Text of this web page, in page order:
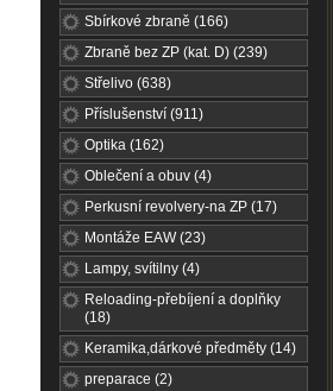
Sbírkové zbraně (166)
Zbraně bez ZP (kat. D) (239)
Střelivo (638)
Příslušenství (911)
Optika (162)
Oblečení a obuv (4)
Perkusní revolvery-na ZP (17)
Montáže EAW (23)
Lampy, svítilny (4)
Reloading-přebíjení a doplňky
(18)
Keramika,dárkové předměty (14)
preparace (2)